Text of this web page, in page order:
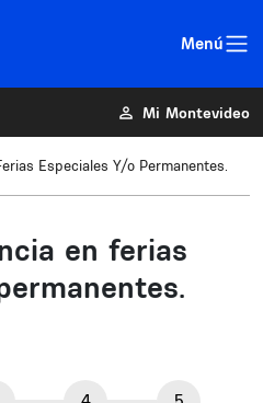
Menú
Mi Montevideo
Especiales Y/o Permanentes.
en ferias